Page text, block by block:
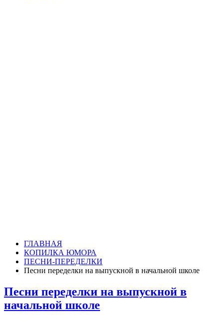
ГЛАВНАЯ
КОПИЛКА ЮМОРА
ПЕСНИ-ПЕРЕДЕЛКИ
Песни переделки на выпускной в начальной школе
Песни переделки на выпускной в
начальной школе